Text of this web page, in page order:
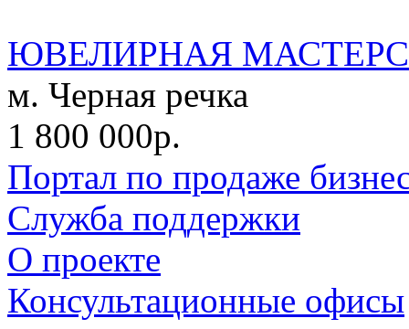
ЮВЕЛИРНАЯ
м. Черная речка
1 800 000р.
Портал по продаже
Служба поддержки
О проекте
Консультационные офисы